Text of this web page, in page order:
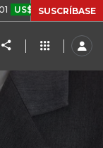
+3,89% CAFÉ
SUSCRÍBASE